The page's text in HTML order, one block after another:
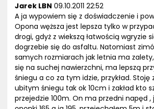
Jarek LBN 09.10.2011 22:52
A ja wypowiem się z doświadczenie i
Opona węższa jest lepsza tylko w
drogi, gdyż z wiekszą łatwością wgryzie
dogrzebie się do asfaltu. Natomiast
samych rozmiarach jak letnia ma
się na suchej nawierzchni, ma lepszą
śniegu a co za tym idzie, przykład. Stoję
ubitym śniegu tak ok 10cm i zakład kto
przejedzie 100m. On ma przedni napęd ,